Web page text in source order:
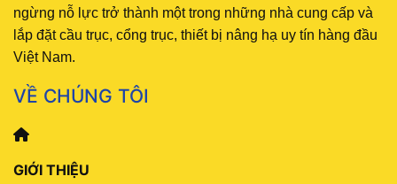
ngừng nỗ lực trở thành một trong những nhà cung cấp và
lắp đặt cầu trục, cổng trục, thiết bị nâng hạ uy tín hàng đầu
Việt Nam.
VỀ CHÚNG TÔI
GIỚI THIỆU